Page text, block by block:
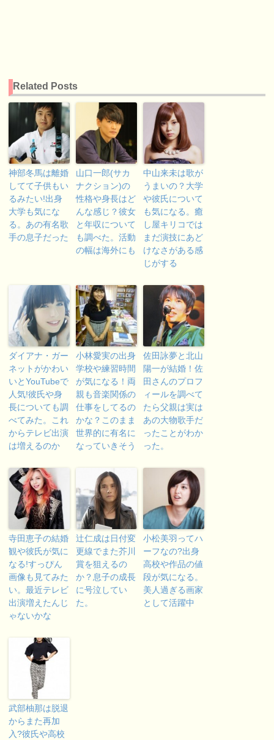
Related Posts
神部冬馬は離婚
してて子供もい
るみたい!出身
大学も気にな
る。あの有名歌
手の息子だった
山口一郎(サカ
ナクション)の
性格や身長はど
んな感じ？彼女
と年収について
も調べた。活動
の幅は海外にも
中山来未は歌が
うまいの？大学
や彼氏について
も気になる。癒
し屋キリコでは
まだ演技にあど
けなさがある感
じがする
ダイアナ・ガー
ネットがかわい
いとYouTubeで
人気!彼氏や身
長についても調
べてみた。これ
からテレビ出演
は増えるのか
小林愛実の出身
学校や練習時間
が気になる！両
親も音楽関係の
仕事をしてるの
かな？このまま
世界的に有名に
なっていきそう
佐田詠夢と北山
陽一が結婚！佐
田さんのプロフ
ィールを調べて
たら父親は実は
あの大物歌手だ
ったことがわか
った。
寺田恵子の結婚
観や彼氏が気に
なる!すっぴん
画像も見てみた
い。最近テレビ
出演増えたんじ
ゃないかな
辻仁成は日付変
更線でまた芥川
賞を狙えるの
か？息子の成長
に号泣してい
た。
小松美羽ってハ
ーフなの?出身
高校や作品の値
段が気になる。
美人過ぎる画家
として活躍中
武部柚那は脱退
からまた再加
入?彼氏や高校